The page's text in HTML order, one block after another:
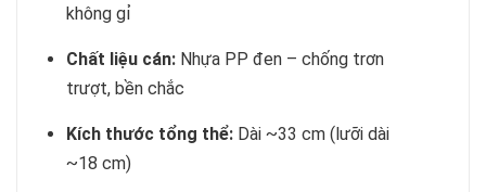
không gỉ
Chất liệu cán: Nhựa PP đen – chống trơn
trượt, bền chắc
Kích thước tổng thể: Dài ~33 cm (lưỡi dài
~18 cm)